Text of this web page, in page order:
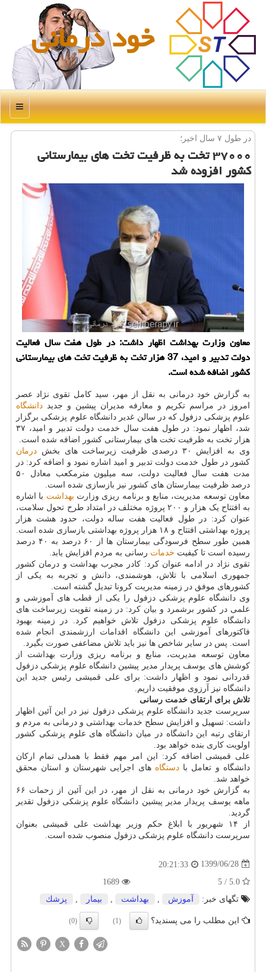
خود درمانی
منو
در طول ۷ سال اخیر؛
۳۷۰۰۰ تخت به ظرفیت تخت های بیمارستانی
كشور افزوده شد
معاون وزارت بهداشت اظهار داشت: در طول هفت سال فعالیت
دولت تدبیر و امید، 37 هزار تخت به ظرفیت تخت های بیمارستانی
كشور اضافه شده است.
به گزارش خود درمانی به نقل از مهر، سید کامل تقوی نژاد عصر
امروز در مراسم تکریم و معارفه مدیران پیشین و جدید دانشگاه
علوم پزشکی دزفول که در سالن غدیر دانشگاه علوم پزشکی برگزار
شد، اظهار نمود: در طول هفت سال خدمت دولت تدبیر و امید، ۳۷
هزار تخت به ظرفیت تخت های بیمارستانی کشور اضافه شده است.
وی به افزایش ۳۰ درصدی ظرفیت زیرساخت های بخش
درمان
کشور در طول خدمت دولت تدبیر و امید اشاره نمود و اضافه کرد: در
مدت هفت سال فعالیت دولت، سه میلیون مترمکعب معادل ۵۰
درصد ظرفیت بیمارستان های کشور نیز بازسازی شده است.
معاون توسعه مدیریت، منابع و برنامه ریزی وزارت بهداشت با اشاره
به افتتاح یک هزار و ۲۰۰ پروژه مختلف در امتداد طرح تحول سلامت،
عنوان کرد: در طول فعالیت هفت ساله دولت، حدود هشت هزار
پروژه بهداشتی افتتاح و ۱۸ هزار پروژه بهداشتی بازسازی شده است.
همین طور سطح فرسودگی بیمارستان ها از ۶۰ درصد به ۴۰ درصد
رسیده است تا کیفیت خدمات رسانی به مردم افزایش یابد.
تقوی نژاد در ادامه عنوان کرد: کادر مجرب بهداشت و درمان کشور
جمهوری اسلامی با تلاش، هوشمندی، دانش و تجربه به یکی از
کشورهای موفق در زمینه مدیریت کرونا تبدیل گشته است.
وی دانشگاه علوم پزشکی دزفول را یکی از قطب های آموزشی و
علمی در کشور برشمرد و بیان کرد: در زمینه تقویت زیرساخت های
دانشگاه علوم پزشکی دزفول تلاش خواهیم کرد. در زمینه بهبود
فاکتورهای آموزشی این دانشگاه اقدامات ارزشمندی انجام شده
است. پس در سایر شاخص ها نیز باید تلاش مضاعفی صورت بگیرد.
معاون توسعه مدیریت، منابع و برنامه ریزی وزارت بهداشت از
کوشش های یوسف پریدار مدیر پیشین دانشگاه علوم پزشکی دزفول
قدردانی نمود و اظهار داشت: برای علی قمیشی رئیس جدید این
دانشگاه نیز آرزوی موفقیت داریم.
تلاش برای ارتقای خدمت رسانی
سرپرست جدید دانشگاه علوم پزشکی دزفول نیز در این آئین اظهار
داشت: تسهیل و افزایش سطح خدمات بهداشتی و درمانی به مردم و
ارتقای رتبه این دانشگاه در میان دانشگاه های علوم پزشکی کشور
اولویت کاری بنده خواهد بود.
علی قمیشی اضافه کرد: این امر مهم فقط با همدلی تمام ارکان
دانشگاه و تعامل بادستگاه های اجرایی شهرستان و استان محقق
خواهد شد.
به گزارش خود درمانی به نقل از مهر، در این آئین از زحمات ۶۶
ماهه یوسف پریدار مدیر پیشین دانشگاه علوم پزشکی دزفول تقدیر
گردید.
از ۱۴ شهریور با ابلاغ حکم وزیر بهداشت علی قمیشی بعنوان
سرپرست دانشگاه علوم پزشکی دزفول منصوب شده است.
1399/06/28
20:21:33
تگهای خبر:
آموزش بهداشت بیمار پزشك
این مطلب را می پسندید؟ (1)
(0)
X